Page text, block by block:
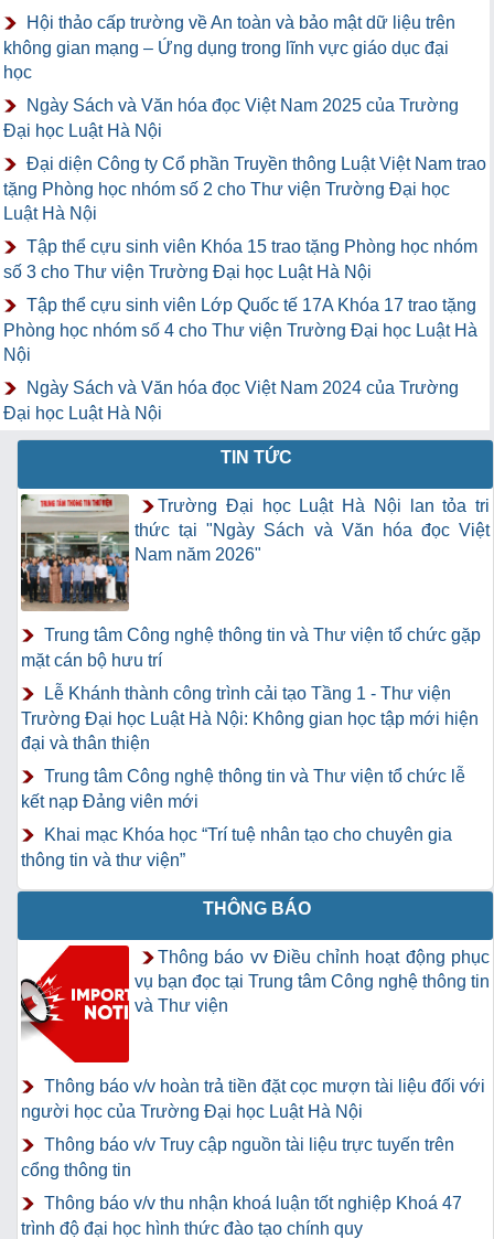
Hội thảo cấp trường về An toàn và bảo mật dữ liệu trên
không gian mạng – Ứng dụng trong lĩnh vực giáo dục đại
học
Ngày Sách và Văn hóa đọc Việt Nam 2025 của Trường
Đại học Luật Hà Nội
Đại diện Công ty Cổ phần Truyền thông Luật Việt Nam trao
tặng Phòng học nhóm số 2 cho Thư viện Trường Đại học
Luật Hà Nội
Tập thể cựu sinh viên Khóa 15 trao tặng Phòng học nhóm
số 3 cho Thư viện Trường Đại học Luật Hà Nội
Tập thể cựu sinh viên Lớp Quốc tế 17A Khóa 17 trao tặng
Phòng học nhóm số 4 cho Thư viện Trường Đại học Luật Hà
Nội
Ngày Sách và Văn hóa đọc Việt Nam 2024 của Trường
Đại học Luật Hà Nội
TIN TỨC
Trường Đại học Luật Hà Nội lan tỏa tri
thức tại "Ngày Sách và Văn hóa đọc Việt
Nam năm 2026"
Trung tâm Công nghệ thông tin và Thư viện tổ chức gặp
mặt cán bộ hưu trí
Lễ Khánh thành công trình cải tạo Tầng 1 - Thư viện
Trường Đại học Luật Hà Nội: Không gian học tập mới hiện
đại và thân thiện
Trung tâm Công nghệ thông tin và Thư viện tổ chức lễ
kết nạp Đảng viên mới
Khai mạc Khóa học “Trí tuệ nhân tạo cho chuyên gia
thông tin và thư viện”
THÔNG BÁO
Thông báo vv Điều chỉnh hoạt động phục
vụ bạn đọc tại Trung tâm Công nghệ thông tin
và Thư viện
Thông báo v/v hoàn trả tiền đặt cọc mượn tài liệu đối với
người học của Trường Đại học Luật Hà Nội
Thông báo v/v Truy cập nguồn tài liệu trực tuyến trên
cổng thông tin
Thông báo v/v thu nhận khoá luận tốt nghiệp Khoá 47
trình độ đại học hình thức đào tạo chính quy